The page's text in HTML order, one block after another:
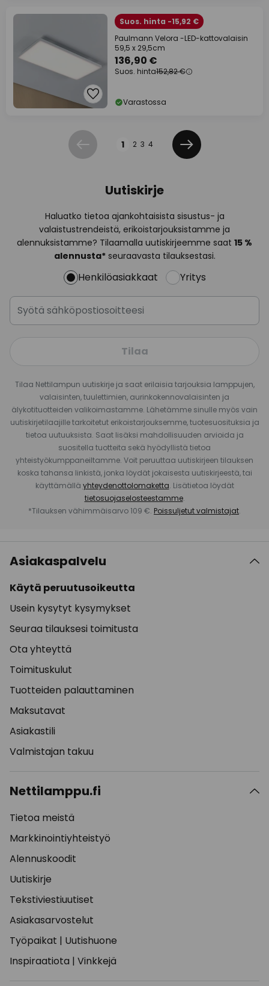
Suos. hinta -15,92 €
Paulmann Velora -LED-kattovalaisin
59,5 x 29,5cm
136,90 €
Suos. hinta152,82 €
Varastossa
Edellinen 1 2 3 4
Seuraava
Uutiskirje
Haluatko tietoa ajankohtaisista sisustus- ja
valaistustrendeistä, erikoistarjouksistamme ja
alennuksistamme? Tilaamalla uutiskirjeemme saat 15 %
alennusta*seuraavasta tilauksestasi.
Henkilöasiakkaat Yritys
Tilaa
Tilaa Nettilampun uutiskirje ja saat erilaisia tarjouksia lamppujen,
valaisinten, tuulettimien, aurinkokennovalaisinten ja
älykotituotteiden valikoimastamme. Lähetämme sinulle myös vain
uutiskirjetilaajille tarkoitetut erikoistarjouksemme, tuotesuosituksia ja
tietoa uutuuksista. Saat lisäksi mahdollisuuden arvioida ja
suositella tuotteita sekä hyödyllistä tietoa
yhteistyökumppaneiltamme. Voit peruuttaa uutiskirjeen tilauksen
koska tahansa linkistä, jonka löydät jokaisesta uutiskirjeestä, tai
käyttämällä yhteydenottolomaketta. Lisätietoa löydät
tietosuojaselosteestamme.
*Tilauksen vähimmäisarvo 109 €. Poissuljetut valmistajat.
Asiakaspalvelu
Käytä peruutusoikeutta
Usein kysytyt kysymykset
Seuraa tilauksesi toimitusta
Ota yhteyttä
Toimituskulut
Tuotteiden palauttaminen
Maksutavat
Asiakastili
Valmistajan takuu
Nettilamppu.fi
Tietoa meistä
Markkinointiyhteistyö
Alennuskoodit
Uutiskirje
Tekstiviestiuutiset
Asiakasarvostelut
Työpaikat | Uutishuone
Inspiraatiota | Vinkkejä